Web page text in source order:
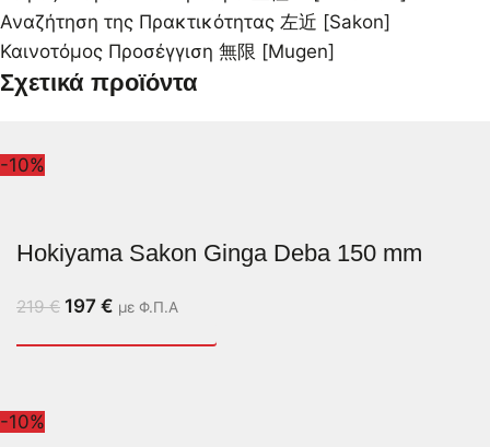
Αναζήτηση της Πρακτικότητας 左近 [Sakon]
Καινοτόμος Προσέγγιση 無限 [Mugen]
Σχετικά προϊόντα
-10%
Hokiyama Sakon Ginga Deba 150 mm
219€ 197 € με Φ.Π.Α
-10%